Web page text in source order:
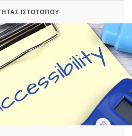
ΙΣΤΟΤΌΠΟΥ